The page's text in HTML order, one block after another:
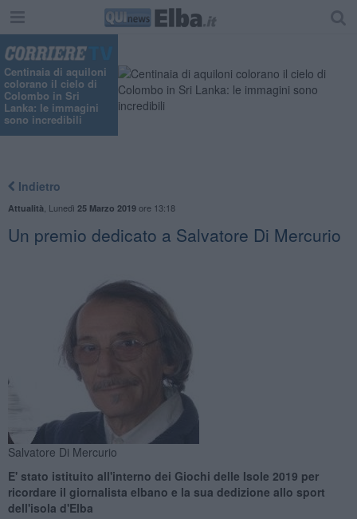
Centinaia di aquiloni
colorano il cielo di
Colombo in Sri
Lanka: le immagini
sono incredibili
Indietro
Attualità Lunedì 25 Marzo 2019ore 13:18
Un premio dedicato a Salvatore Di Mercurio
Salvatore Di Mercurio
E' stato istituito all'interno dei Giochi delle Isole 2019 per
ricordare il giornalista elbano e la sua dedizione allo sport
dell'isola d'Elba